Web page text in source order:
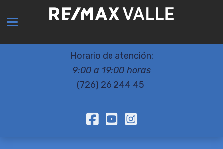
Toggle navigation
Horario de atención:
9:00 a 19:00 horas
(726) 26 244 45